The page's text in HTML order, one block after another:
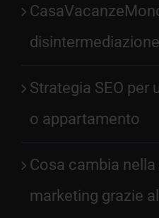
disintermediazione
Strategia SEO per
o appartamento
Cosa cambia
marketing grazie